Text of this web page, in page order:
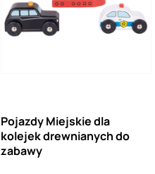
Pojazdy Miejskie dla
kolejek drewnianych do
zabawy